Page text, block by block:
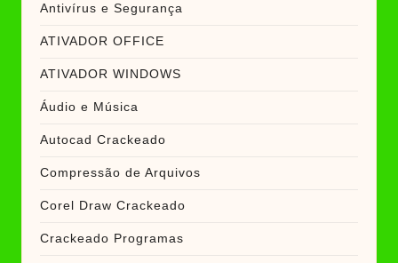
Antivírus e Segurança
ATIVADOR OFFICE
ATIVADOR WINDOWS
Áudio e Música
Autocad Crackeado
Compressão de Arquivos
Corel Draw Crackeado
Crackeado Programas